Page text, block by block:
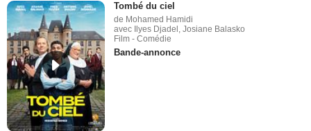
Tombé du ciel
de Mohamed Hamidi
avec Ilyes Djadel, Josiane Balasko
Film - Comédie
Bande-annonce